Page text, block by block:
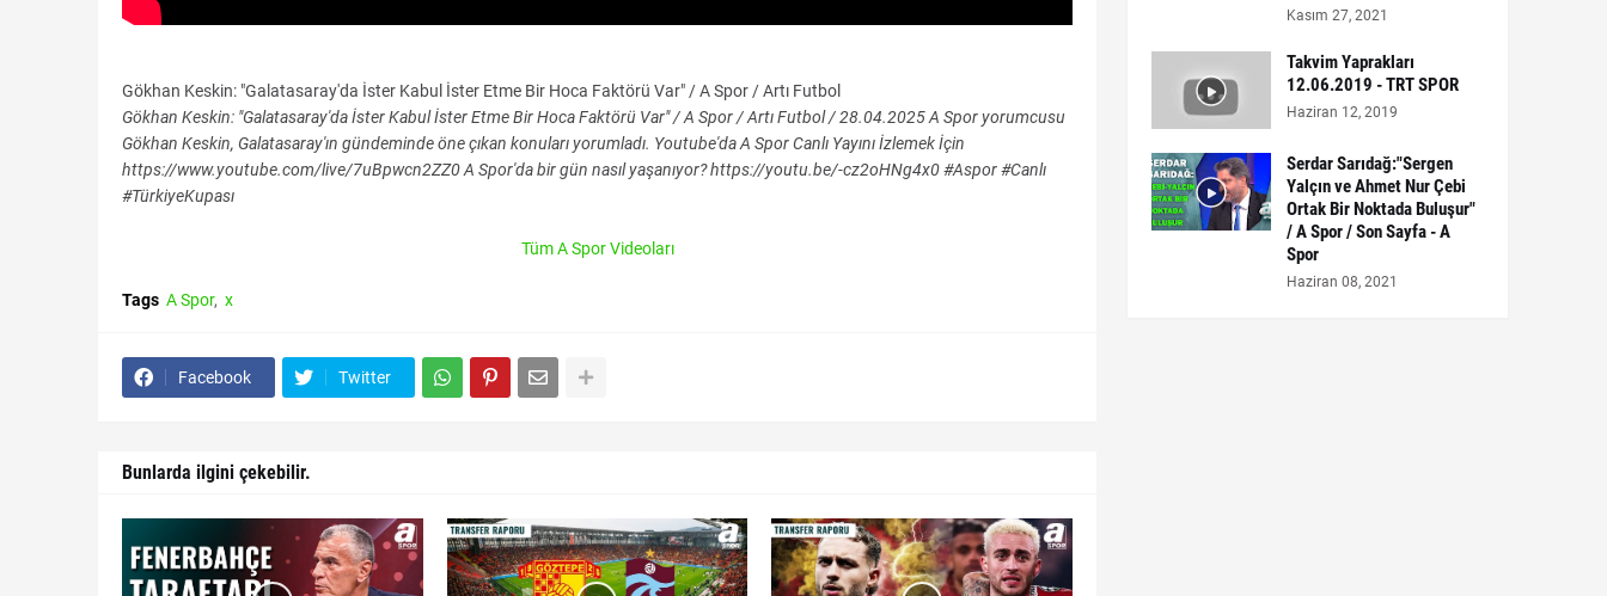
Gökhan Keskin: "Galatasaray'da İster Kabul İster Etme Bir Hoca Faktörü Var" / A Spor / Artı Futbol
Gökhan Keskin: "Galatasaray'da İster Kabul İster Etme Bir Hoca Faktörü Var" / A Spor / Artı Futbol / 28.04.2025 A Spor yorumcusu
Gökhan Keskin, Galatasaray'ın gündeminde öne çıkan konuları yorumladı. Youtube'da A Spor Canlı Yayını İzlemek İçin
https://www.youtube.com/live/7uBpwcn2ZZ0 A Spor'da bir gün nasıl yaşanıyor? https://youtu.be/-cz2oHNg4x0 #Aspor #Canlı
#TürkiyeKupası
Tüm A Spor Videoları
Tags A Spor x
Facebook Twitter
Bunlarda ilgini çekebilir.
Kasım 27, 2021
Takvim Yaprakları
12.06.2019 - TRT SPOR
Haziran 12, 2019
Serdar Sarıdağ:"Sergen
Yalçın ve Ahmet Nur Çebi
Ortak Bir Noktada Buluşur"
/ A Spor / Son Sayfa - A
Spor
Haziran 08, 2021